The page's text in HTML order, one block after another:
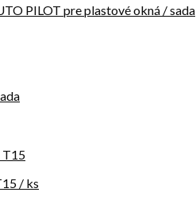
PILOT pre plastové okná / sada
/ ks